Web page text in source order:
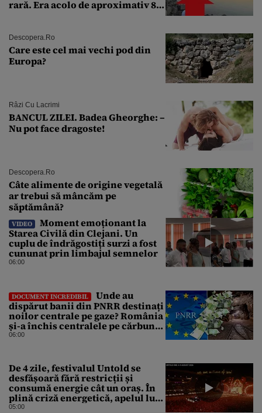
rară. Era acolo de aproximativ 80
Descopera.ro
Care este cel mai vechi pod din
Europa?
Râzi Cu Lacrimi
BANCUL ZILEI. Badea Gheorghe: –
Nu pot face dragoste!
Descopera.ro
Câte alimente de origine vegetală
ar trebui să mâncăm pe
săptămână?
VIDEO
Moment emoționant la
Starea Civilă din Clejani. Un
cuplu de îndrăgostiți surzi a fost
cununat prin limbajul semnelor
06:00
DOCUMENT INCREDIBIL
Unde au
dispărut banii din PNRR destinați
noilor centrale pe gaze? România
și-a închis centralele pe cărbune
în ritm galopant, dar nu a pus
06:00
De 4 zile, festivalul Untold se
desfășoară fără restricții și
consumă energie cât un oraș. În
plină criză energetică, apelul lui
Bolojan de economisire a
05:00